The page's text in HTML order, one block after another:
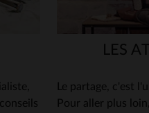
LES
Le partage, c'est
Pour aller plus